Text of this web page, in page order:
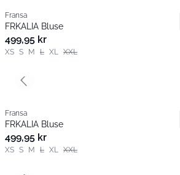
Nyhet
Fransa
FRKALIA Bluse
499,95 kr
XS S M L XL XXL
Nyhet
Fransa
FRKALIA Bluse
499,95 kr
XS S M L XL XXL
Previous slide